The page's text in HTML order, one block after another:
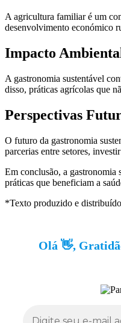
A agricultura familiar é um
desenvolvimento económico
Impacto
A gastronomia sustentável
disso, práticas agrícolas que
Perspectivas
O futuro da gastronomia
parcerias entre setores,
Em conclusão, a gastronomia
práticas que beneficiam a
*Texto produzido e
Olá 👋,